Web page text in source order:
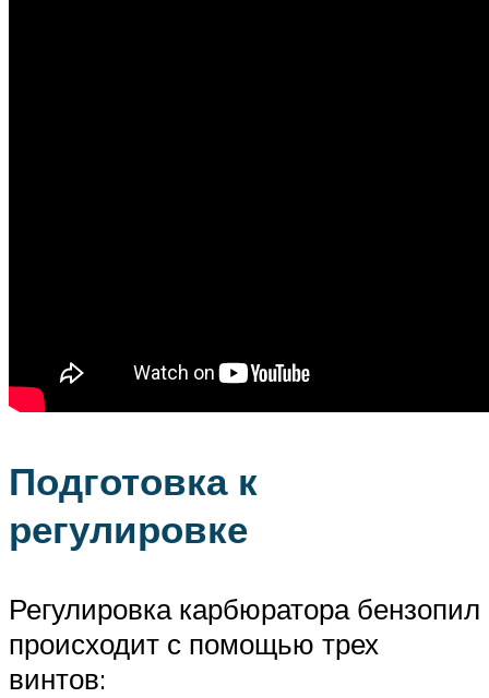
Подготовка к
регулировке
Регулировка карбюратора бензопил
происходит с помощью трех
винтов: